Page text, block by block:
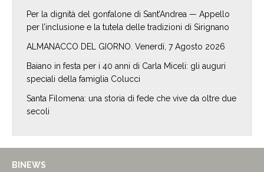
Per la dignità del gonfalone di Sant’Andrea — Appello
per l’inclusione e la tutela delle tradizioni di Sirignano
ALMANACCO DEL GIORNO. Venerdí, 7 Agosto 2026
Baiano in festa per i 40 anni di Carla Miceli: gli auguri
speciali della famiglia Colucci
Santa Filomena: una storia di fede che vive da oltre due
secoli
BINEWS